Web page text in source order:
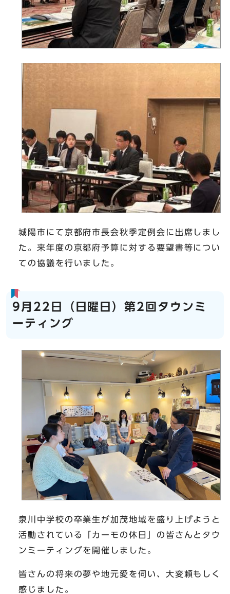
城陽市にて京都府市長会秋季定例会に出席しまし
た。来年度の京都府予算に対する要望書等につい
ての協議を行いました。
9月22日（日曜日）第2回タウンミ
ーティング
泉川中学校の卒業生が加茂地域を盛り上げようと
活動されている「カーモの休日」の皆さんとタウ
ンミーティングを開催しました。
皆さんの将来の夢や地元愛を伺い、大変頼もしく
感じました。